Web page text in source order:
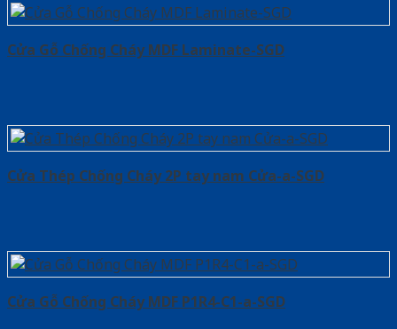
Cửa Gỗ Chống Cháy MDF Laminate-SGD
Cửa Thép Chống Cháy 2P tay nam Cửa-a-SGD
Cửa Gỗ Chống Cháy MDF P1R4-C1-a-SGD